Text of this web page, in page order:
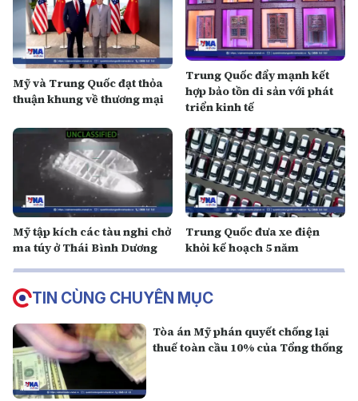
Mỹ và Trung Quốc đạt thỏa
thuận khung về thương mại
Trung Quốc đẩy mạnh kết
hợp bảo tồn di sản với phát
triển kinh tế
Mỹ tập kích các tàu nghi chở
ma túy ở Thái Bình Dương
Trung Quốc đưa xe điện
khỏi kế hoạch 5 năm
TIN CÙNG CHUYÊN MỤC
Tòa án Mỹ phán quyết chống lại
thuế toàn cầu 10% của Tổng thống